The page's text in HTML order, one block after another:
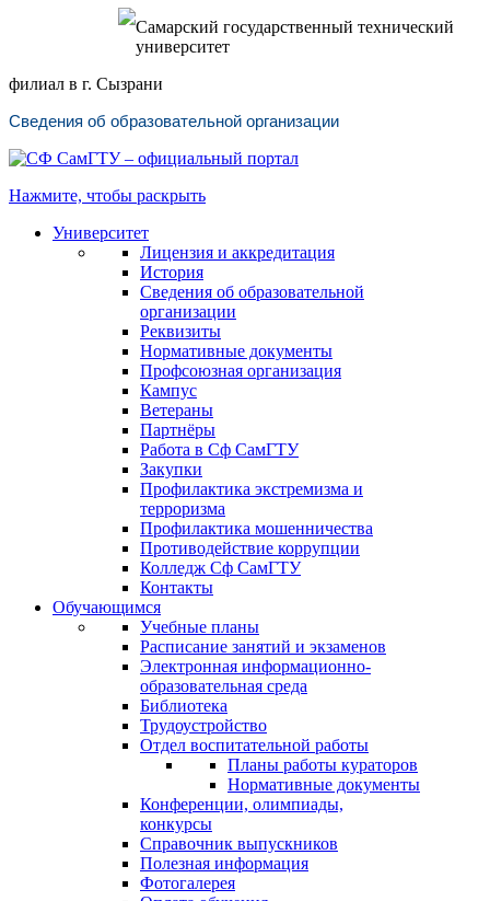
Самарский государственный технический
университет
филиал в г. Сызрани
Сведения об образовательной организации
Нажмите, чтобы раскрыть
Университет
Лицензия и аккредитация
История
Сведения об образовательной
организации
Реквизиты
Нормативные документы
Профсоюзная организация
Кампус
Ветераны
Партнёры
Работа в Сф СамГТУ
Закупки
Профилактика экстремизма и
терроризма
Профилактика мошенничества
Противодействие коррупции
Колледж Сф СамГТУ
Контакты
Обучающимся
Учебные планы
Расписание занятий и экзаменов
Электронная информационно-
образовательная среда
Библиотека
Трудоустройство
Отдел воспитательной работы
Планы работы кураторов
Нормативные документы
Конференции, олимпиады,
конкурсы
Справочник выпускников
Полезная информация
Фотогалерея